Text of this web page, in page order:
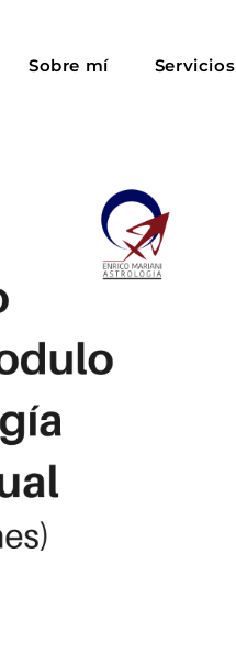
Sobre mí Servicios